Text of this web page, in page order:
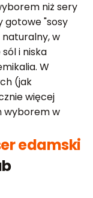
niż sery
gotowe "sosy
w
i niska
W
(jak
więcej
wyborem w
edamski